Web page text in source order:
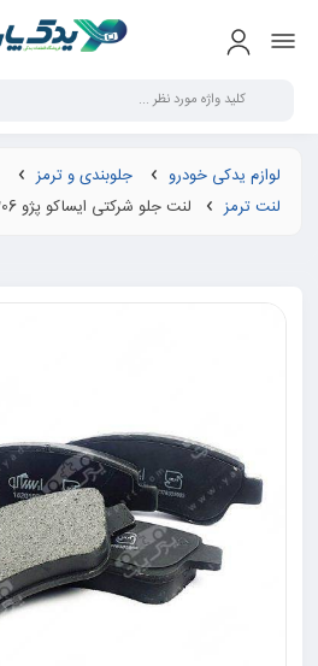
لوازم یدکی خودرو جلوبندی و ترمز
لنت ترمز
لنت جلو شرکتی ایساکو پژو 206 207 تارا